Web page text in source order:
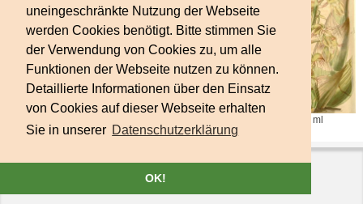
uneingeschränkte Nutzung der Webseite
werden Cookies benötigt. Bitte stimmen Sie
der Verwendung von Cookies zu, um alle
Funktionen der Webseite nutzen zu können.
Detaillierte Informationen über den Einsatz
von Cookies auf dieser Webseite erhalten
Sie in unserer Datenschutzerklärung
OK!
Bergamottöl, 10 ml Rosenblütenöl, 4 ml
Rosenholzöl, 10 ml
Copyright © 2026Sternhof Vitalkosmetik. Powered byZen Cart
Versand und Bezahlung